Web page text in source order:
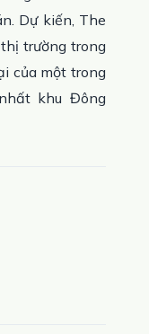
Dự kiến, The
trường trong
của một trong
khu Đông